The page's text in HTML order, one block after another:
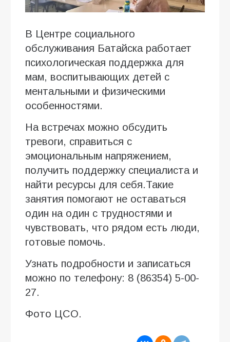
В Центре социального
обслуживания Батайска работает
психологическая поддержка для
мам, воспитывающих детей с
ментальными и физическими
особенностями.
На встречах можно обсудить
тревоги, справиться с
эмоциональным напряжением,
получить поддержку специалиста и
найти ресурсы для себя.Такие
занятия помогают не оставаться
один на один с трудностями и
чувствовать, что рядом есть люди,
готовые помочь.
Узнать подробности и записаться
можно по телефону: 8 (86354) 5-00-
27.
Фото ЦСО.